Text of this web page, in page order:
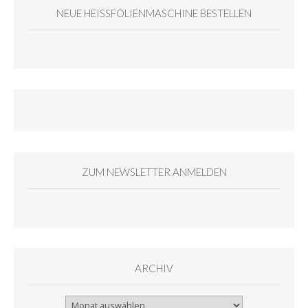
NEUE HEISSFOLIENMASCHINE BESTELLEN
ZUM NEWSLETTER ANMELDEN
ARCHIV
Archiv